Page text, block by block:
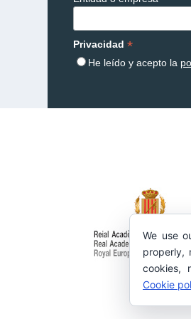
Privacidad*
He leído y acepto la
We use
properly,
cookies,
Cookie